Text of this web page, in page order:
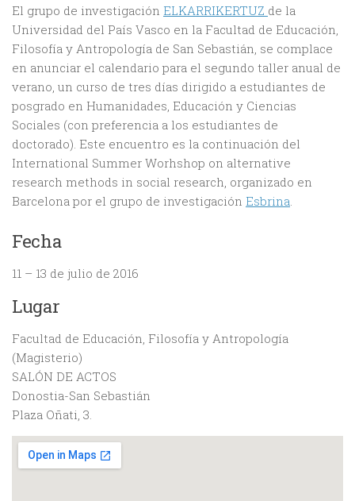
El grupo de investigación ELKARRIKERTUZ de la
Universidad del País Vasco en la Facultad de Educación,
Filosofía y Antropología de San Sebastián, se complace
en anunciar el calendario para el segundo taller anual de
verano, un curso de tres días dirigido a estudiantes de
posgrado en Humanidades, Educación y Ciencias
Sociales (con preferencia a los estudiantes de
doctorado). Este encuentro es la continuación del
International Summer Worhshop on alternative
research methods in social research, organizado en
Barcelona por el grupo de investigación Esbrina.
Fecha
11 – 13 de julio de 2016
Lugar
Facultad de Educación, Filosofía y Antropología
(Magisterio)
SALÓN DE ACTOS
Donostia-San Sebastián
Plaza Oñati, 3.